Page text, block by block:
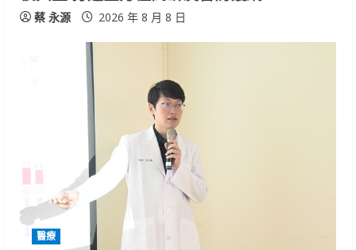
蔡 永源 2026 年 8 月 8 日
醫療